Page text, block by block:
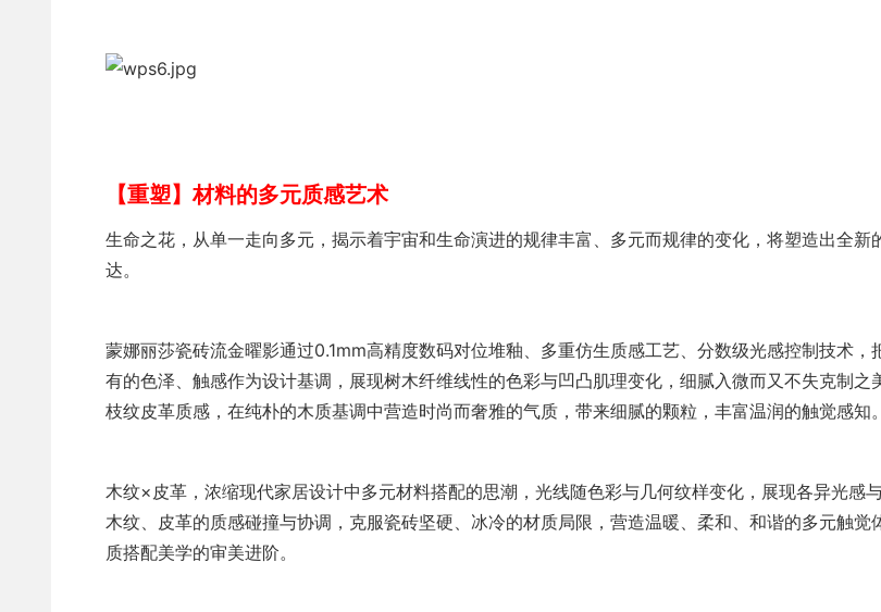
【重塑】材料的多元质感艺术
生命之花，从单一走向多元，揭示着宇宙和生命演进的规律丰富、多元而规律的变化，将塑造出全新
达。
蒙娜丽莎瓷砖流金曜影通过0.1mm高精度数码对位堆釉、多重仿生质感工艺、分数级光感控制技术，
有的色泽、触感作为设计基调，展现树木纤维线性的色彩与凹凸肌理变化，细腻入微而又不失克制之
枝纹皮革质感，在纯朴的木质基调中营造时尚而奢雅的气质，带来细腻的颗粒，丰富温润的触觉感知。
木纹×皮革，浓缩现代家居设计中多元材料搭配的思潮，光线随色彩与几何纹样变化，展现各异光感与
木纹、皮革的质感碰撞与协调，克服瓷砖坚硬、冰冷的材质局限，营造温暖、柔和、和谐的多元触觉
质搭配美学的审美进阶。